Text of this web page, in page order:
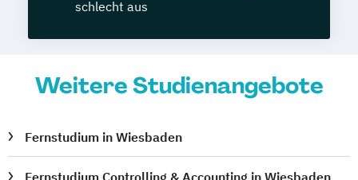
Kindererziehung Kunst verstehen
Kunstwerkstatt – professionell zeichnen
Kursleiter/-in Waldbaden –
schlecht aus
Weitere Studienangebote
Fernstudium in Wiesbaden